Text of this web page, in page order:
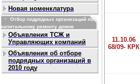
Новая номенклатура
Отбор подрядных организаций по
капитальному ремонту домов
Объявления ТСЖ и
Управляющих компаний
Объявления об отборе
подрядных организаций в
2010 году
11.10.06
68/09- КРК